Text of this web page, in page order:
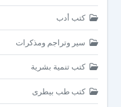
كتب أدب
سير وتراجم ومذكرات
كتب تنمية بشرية
كتب طب بيطرى